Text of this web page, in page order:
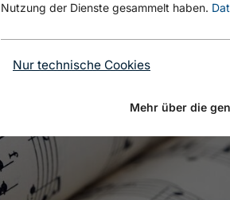
Nutzung der Dienste gesammelt haben.
Nur technische Cookies
Mehr über die